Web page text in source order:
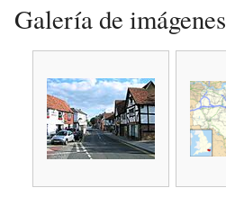
Galería de imágenes